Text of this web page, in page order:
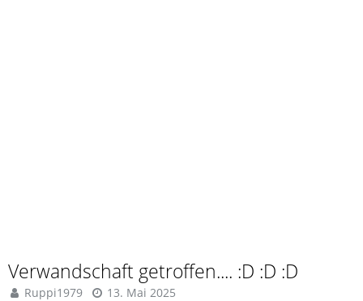
Verwandschaft getroffen.... :D :D :D
Ruppi1979 13. Mai 2025